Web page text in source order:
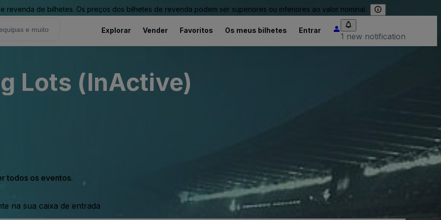
revenda de bilhetes. Os preços dos bilhetes de revenda podem ser superiores ou inferiores ao valor nominal.
Explorar Vender Favoritos Os meus bilhetes Entrar
1 new notification
Lots (InActive)
todos os eventos.
na sua caixa de entrada